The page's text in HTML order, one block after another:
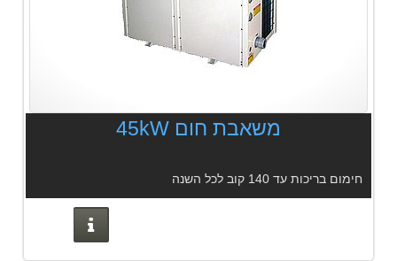
משאבת חום 45kW
חימום בריכות עד 140 קוב לכל השנה